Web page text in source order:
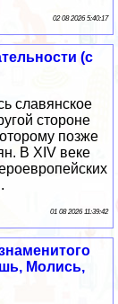
02 08 2026 5:40:17
(с
славянское
стороне
позже
В XIV веке
01 08 2026 11:39:42
Молись,